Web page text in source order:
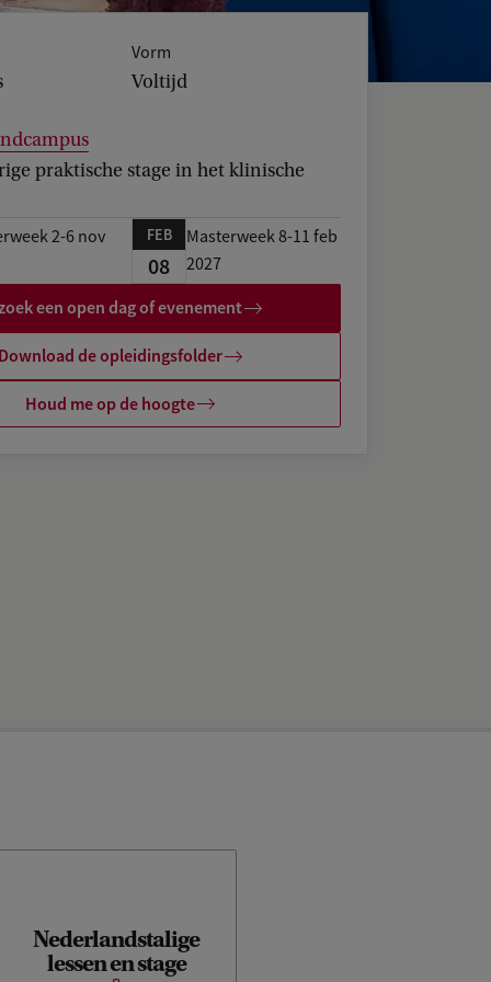
Vorm
Voltijd
praktische stage in het klinische
2-6 nov FEB
08
Masterweek 8-11 feb
2027
een open dag of evenement
de opleidingsfolder
Houd me op de hoogte
Nederlandstalige
lessen en stage